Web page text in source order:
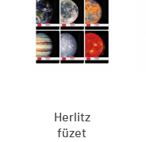
Herlitz
füzet